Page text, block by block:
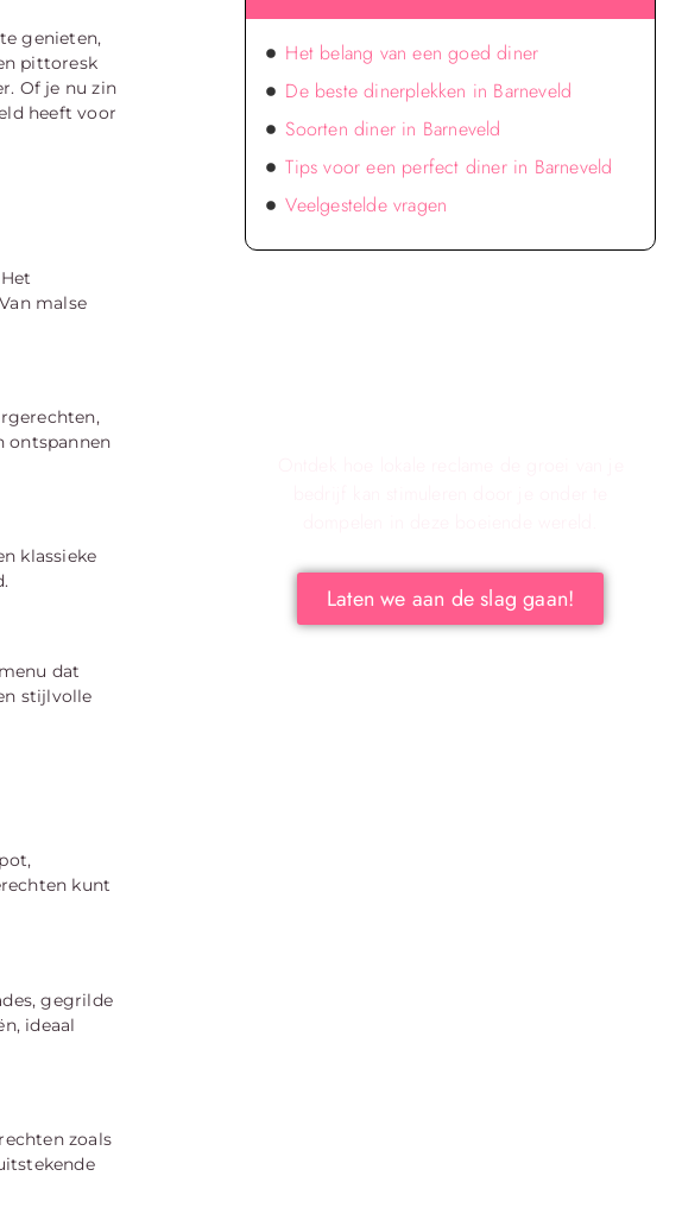
genieten,
pittoresk
Of je nu zin
heeft voor
malse
ontspannen
klassieke
dat
stijlvolle
kunt
gegrilde
ideaal
zoals
Het belang van een goed diner
De beste dinerplekken in Barneveld
Soorten diner in Barneveld
Tips voor een perfect diner in Barneveld
Veelgestelde vragen
Laten we aan de slag gaan!